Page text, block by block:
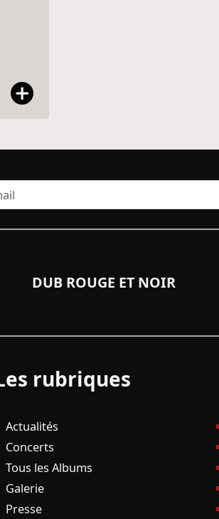
DUB ROUGE ET NOIR
rubriques
Actualités
Concerts
Tous les Albums
Galerie
Presse